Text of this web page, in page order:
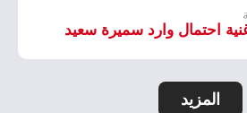
احتمال وارد سميرة سعيد
المزيد